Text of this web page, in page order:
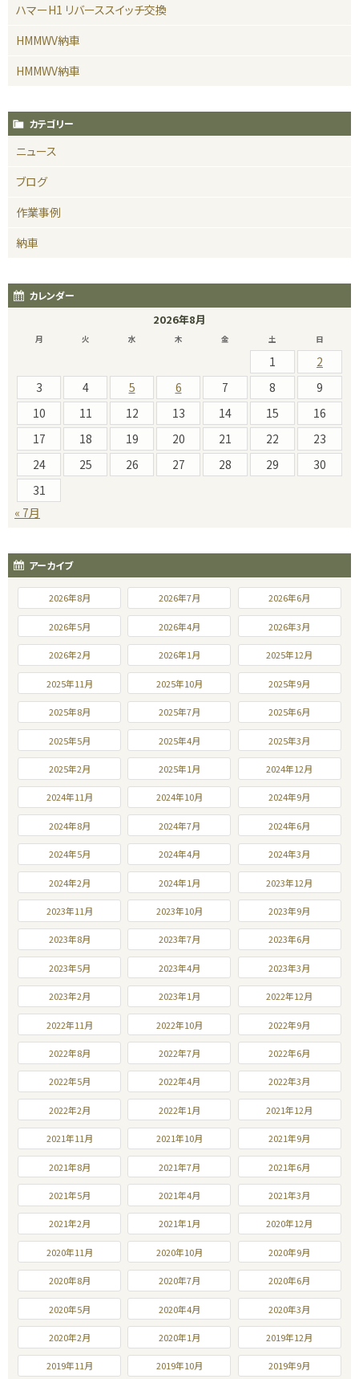
ハマーH1 リバーススイッチ交換
HMMWV納車
HMMWV納車
カテゴリー
ニュース
ブログ
作業事例
納車
カレンダー
2026年8月
月 火 水 木 金 土 日
1
2
3
4 5 6 7 8
9
10
11 12 13 14 15
16
17
18 19 20 21 22
23
24
25 26 27 28 29
30
31
« 7月
アーカイブ
2026年8月 2026年7月 2026年6月
2026年5月 2026年4月 2026年3月
2026年2月 2026年1月 2025年12月
2025年11月 2025年10月 2025年9月
2025年8月 2025年7月 2025年6月
2025年5月 2025年4月 2025年3月
2025年2月 2025年1月 2024年12月
2024年11月 2024年10月 2024年9月
2024年8月 2024年7月 2024年6月
2024年5月 2024年4月 2024年3月
2024年2月 2024年1月 2023年12月
2023年11月 2023年10月 2023年9月
2023年8月 2023年7月 2023年6月
2023年5月 2023年4月 2023年3月
2023年2月 2023年1月 2022年12月
2022年11月 2022年10月 2022年9月
2022年8月 2022年7月 2022年6月
2022年5月 2022年4月 2022年3月
2022年2月 2022年1月 2021年12月
2021年11月 2021年10月 2021年9月
2021年8月 2021年7月 2021年6月
2021年5月 2021年4月 2021年3月
2021年2月 2021年1月 2020年12月
2020年11月 2020年10月 2020年9月
2020年8月 2020年7月 2020年6月
2020年5月 2020年4月 2020年3月
2020年2月 2020年1月 2019年12月
2019年11月 2019年10月 2019年9月